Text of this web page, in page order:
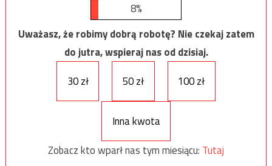
8%
Uważasz, że robimy dobrą robotę? Nie czekaj zatem
do jutra, wspieraj nas od dzisiaj.
30 zł
50 zł 100 zł
Inna kwota
Zobacz kto wparł nas tym miesiącu: Tutaj